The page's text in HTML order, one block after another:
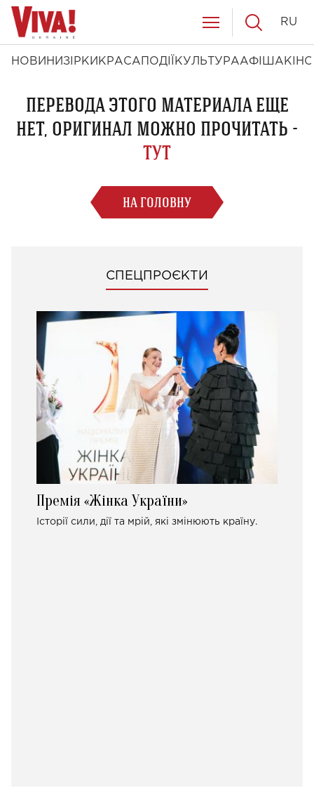
НОВИНИ ЗІРКИ КРАСА ПОДІЇ КУЛЬТУРААФІША КІНО
RU
ПЕРЕВОДА ЭТОГО МАТЕРИАЛА ЕЩЕ
НЕТ, ОРИГИНАЛ МОЖНО ПРОЧИТАТЬ -
ТУТ
НА ГОЛОВНУ
СПЕЦПРОЄКТИ
Премія «Жінка України»
Історії сили, дії та мрій, які змінюють країну.